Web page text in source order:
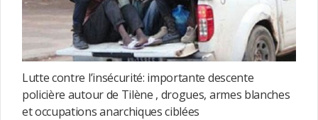
Lutte contre l’insécurité: importante descente
policière autour de Tilène , drogues, armes blanches
et occupations anarchiques ciblées